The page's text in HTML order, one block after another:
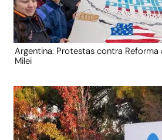
Argentina: Protestas contra Reforma
Milei